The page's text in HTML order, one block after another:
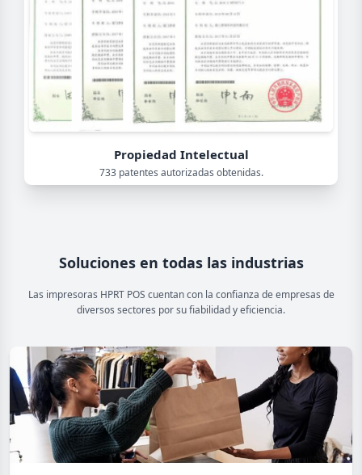
Propiedad Intelectual
733 patentes autorizadas obtenidas.
Soluciones en todas las industrias
Las impresoras HPRT POS cuentan con la confianza de empresas de
diversos sectores por su fiabilidad y eficiencia.